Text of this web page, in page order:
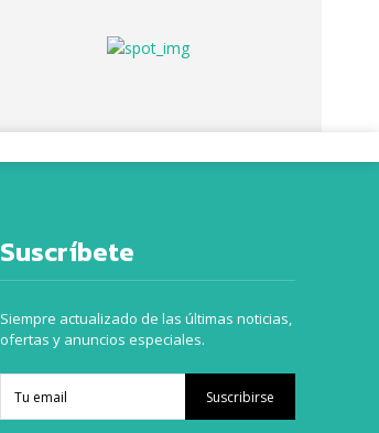
Suscríbete
Siempre actualizado de las últimas noticias,
ofertas y anuncios especiales.
Suscribirse